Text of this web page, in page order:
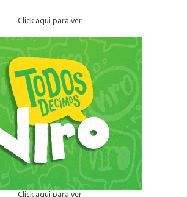
Click aqui para ver
Click aqui para ver